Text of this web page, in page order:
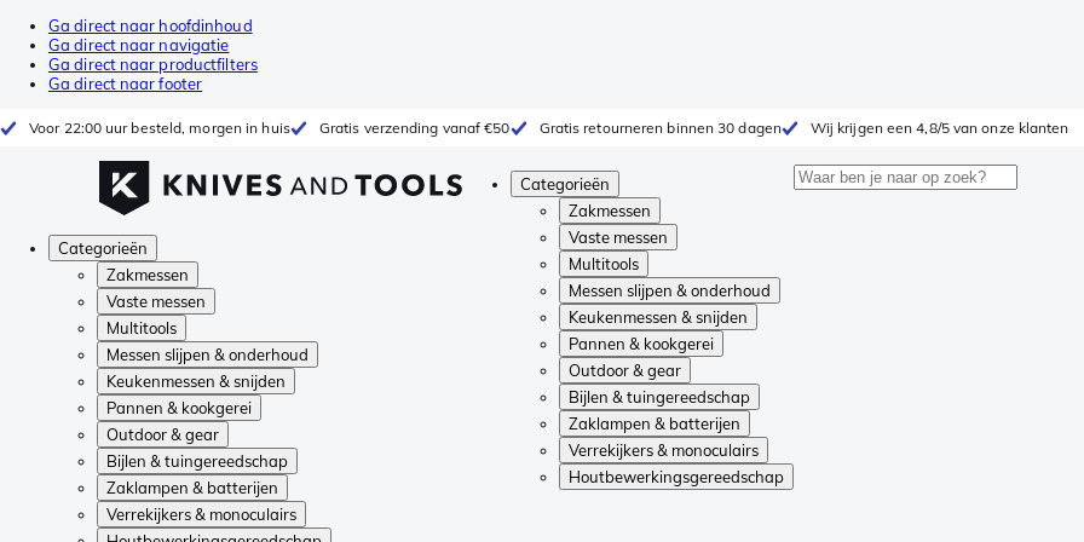
Ga direct naar hoofdinhoud
Ga direct naar navigatie
Ga direct naar productfilters
Ga direct naar footer
Voor 22:00 uur besteld, morgen in huis Gratis verzending vanaf €50 Gratis retourneren binnen 30 dagen Wij krijgen een 4,8/5 van onze klanten
Categorieën
Zakmessen
Vaste messen
Multitools
Messen slijpen & onderhoud
Keukenmessen & snijden
Pannen & kookgerei
Outdoor & gear
Bijlen & tuingereedschap
Zaklampen & batterijen
Verrekijkers & monoculairs
Houtbewerkingsgereedschap
Categorieën
Zakmessen
Vaste messen
Multitools
Messen slijpen & onderhoud
Keukenmessen & snijden
Pannen & kookgerei
Outdoor & gear
Bijlen & tuingereedschap
Zaklampen & batterijen
Verrekijkers & monoculairs